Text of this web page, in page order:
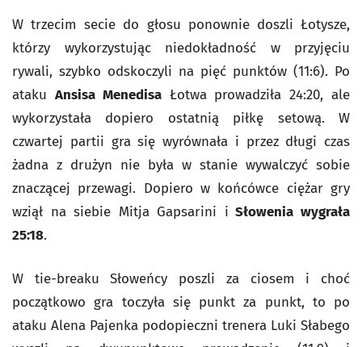
W trzecim secie do głosu ponownie doszli Łotysze,
którzy wykorzystując niedokładność w przyjęciu
rywali, szybko odskoczyli na pięć punktów (11:6). Po
ataku Ansisa MenedisaŁotwa prowadziła 24:20, ale
wykorzystała dopiero ostatnią piłkę setową. W
czwartej partii gra się wyrównała i przez długi czas
żadna z drużyn nie była w stanie wywalczyć sobie
znaczącej przewagi. Dopiero w końcówce ciężar gry
wziął na siebie Mitja Gapsarini i Słowenia wygrała
25:18.
W tie-breaku Słoweńcy poszli za ciosem i choć
początkowo gra toczyła się punkt za punkt, to po
ataku Alena Pajenka podopieczni trenera Luki Słabego